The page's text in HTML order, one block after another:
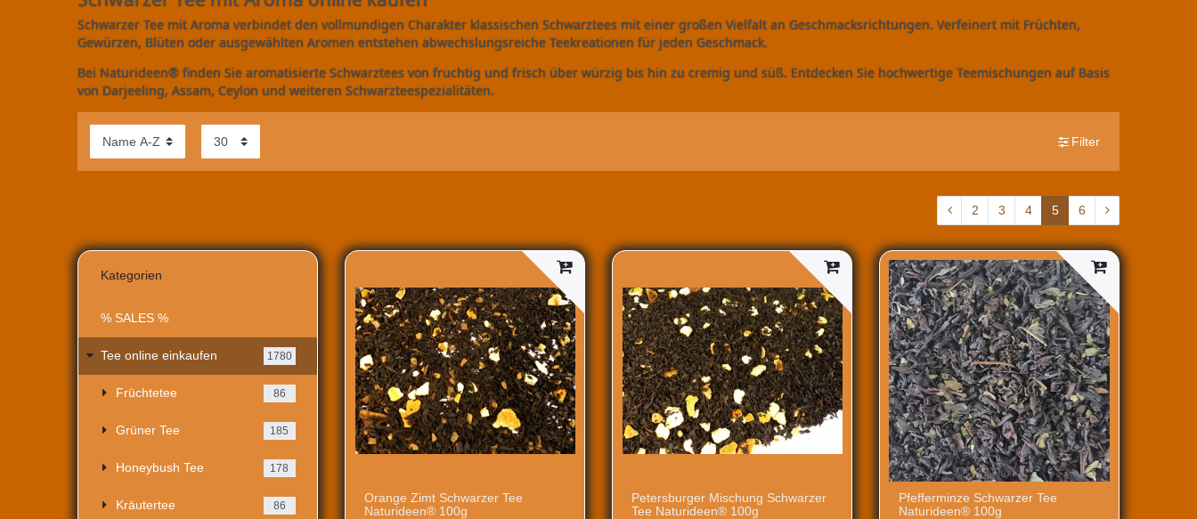
Schwarzer Tee mit Aroma verbindet den vollmundigen Charakter klassischen Schwarztees mit einer großen Vielfalt an Geschmacksrichtungen. Verfeinert mit Früchten,
Gewürzen, Blüten oder ausgewählten Aromen entstehen abwechslungsreiche Teekreationen für jeden Geschmack.
Bei Naturideen® finden Sie aromatisierte Schwarztees von fruchtig und frisch über würzig bis hin zu cremig und süß. Entdecken Sie hochwertige Teemischungen auf Basis
von Darjeeling, Assam, Ceylon und weiteren Schwarzteespezialitäten.
Filter
2 3 4 5 6
Kategorien
% SALES %
Tee online einkaufen 1780
Früchtetee 86
Grüner Tee 185
Honeybush Tee 178
Kräutertee 86
Orange Zimt Schwarzer Tee
Naturideen® 100g
Petersburger Mischung Schwarzer
Tee Naturideen® 100g
Pfefferminze Schwarzer Tee
Naturideen® 100g